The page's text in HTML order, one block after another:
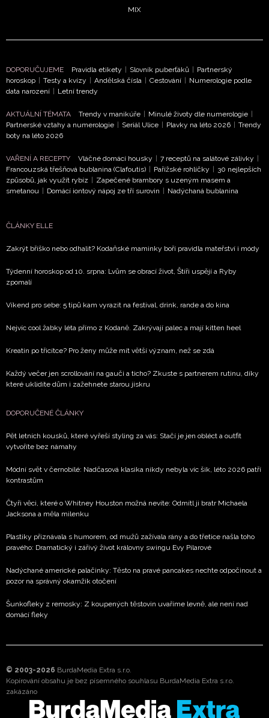
NEWSLETTER
ODESLAT
podmínkami společnosti BurdaMedia Extra s.r.o.a
potvrzujete, že jste se seznámili seZásadami
ochrany soukromí- BurdaMedia Extra s.r.o. bude s
informace od našich partnerů? Pokud souhlasíte se
soukromí BurdaMedia Extra s.r.o., zaškrtněte toto pole.
MIX
DOPORUČUJEME Pravidla etikety Slovník puberťáků
Partnerský
horoskop
Testy a kvízy Andělská čísla Cestování
Numerologie podle
data narození
Letní trendy
AKTUÁLNÍ TÉMATA Trendy v manikúře Minulé životy dle numerologie
Partnerské vztahy a numerologie
Seriál Ulice Plavky na léto 2026
Trendy
boty na léto 2026
VAŘENÍ A RECEPTY Vláčné domácí housky 7 receptů na salátové zálivky
Francouzská třešňová bublanina (Clafoutis)
Pařížské rohlíčky
30 nejlepších
způsobů, jak využít rybíz
Zapečené brambory s uzeným masem a
smetanou
Domácí iontový nápoj ze tří surovin Nadýchaná bublanina
ČLÁNKY ELLE
Zakrýt bříško nebo odhalit? Kodaňské maminky boří pravidla mateřství i módy
Týdenní horoskop od 10. srpna: Lvům se obrací život, Štíři uspějí a Ryby
zpomalí
Víkend pro sebe: 5 tipů kam vyrazit na festival, drink, rande a do kina
Nejvíc cool žabky léta přímo z Kodaně. Zakrývají palec a mají kitten heel
Kreatin po třicítce? Pro ženy může mít větší význam, než se zdá
Každý večer jen scrollování na gauči a ticho? Zkuste s partnerem rutinu, díky
které uklidíte dům i zažehnete starou jiskru
DOPORUČENÉ ČLÁNKY
Pět letních kousků, které vyřeší styling za vás: Stačí je jen obléct a outfit
vytvoříte bez námahy
Módní svět v černobílé: Nadčasová klasika nikdy nebyla víc šik, léto 2026 patří
kontrastům
Čtyři věci, které o Whitney Houston možná nevíte: Odmítl ji bratr Michaela
Jacksona a měla milenku
Plastiky přiznávala s humorem, od mužů zažívala rány a do třetice našla toho
pravého: Dramatický i zářivý život královny swingu Evy Pilarové
Nadýchané americké palačinky: Těsto na pravé pancakes nechte odpočinout a
pozor na správný okamžik otočení
Šunkofleky z remosky: Z koupených těstovin uvaříme levně, ale není nad
domácí fleky
© 2003-2026 BurdaMedia Extra s.r.o.
Kopírování obsahu je bez písemného souhlasu BurdaMedia Extra s.r.o.
zakázáno